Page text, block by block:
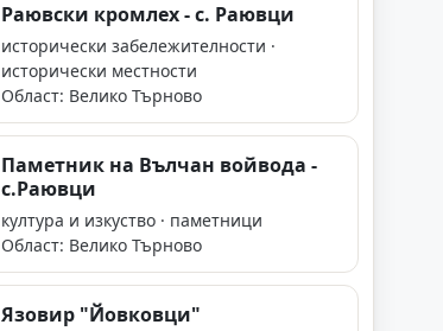
Раювски кромлех - с. Раювци
исторически забележителности ·
исторически местности
Област: Велико Търново
Паметник на Вълчан войвода -
с.Раювци
култура и изкуство · паметници
Област: Велико Търново
Язовир "Йовковци"